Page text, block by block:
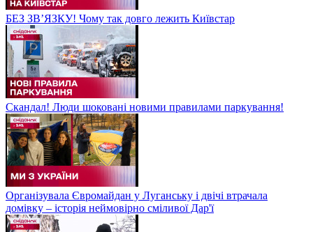
БЕЗ ЗВʼЯЗКУ! Чому так довго лежить Київстар
Скандал! Люди шоковані новими правилами паркування!
Організувала Євромайдан у Луганську і двічі втрачала
домівку – історія неймовірно сміливої Дар'ї